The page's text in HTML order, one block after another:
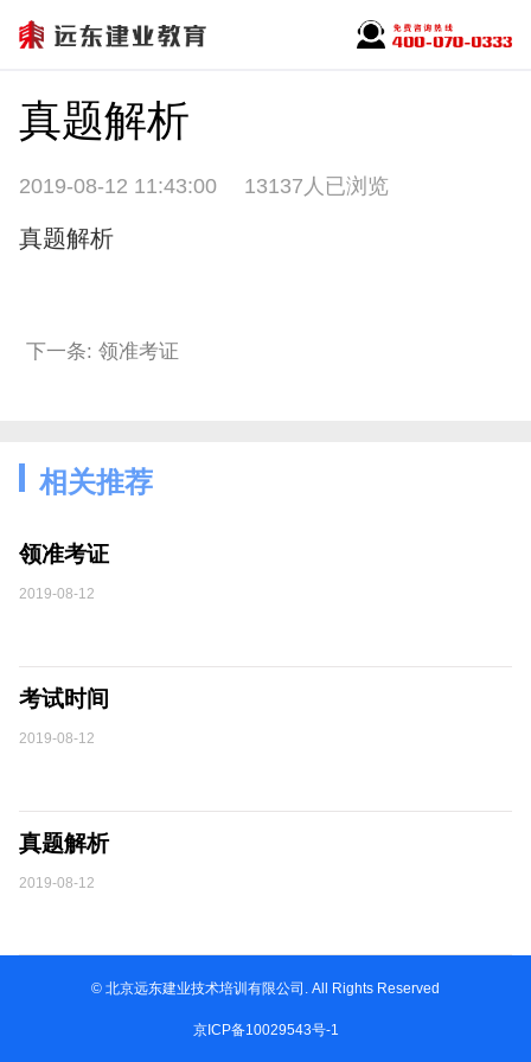
真题解析
2019-08-12 11:43:00 13137人已浏览
真题解析
下一条: 领准考证
相关推荐
领准考证
2019-08-12
考试时间
2019-08-12
真题解析
2019-08-12
© 北京远东建业技术培训有限公司. All Rights Reserved
京ICP备10029543号-1